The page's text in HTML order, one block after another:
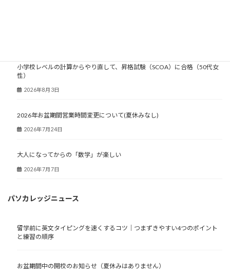
小学校レベルの計算からやり直して、昇格試験（SCOA）に合格（50代女
性）
2026年8月3日
2026年お盆期間営業時間変更について(夏休みなし)
2026年7月24日
大人になってからの「数学」が楽しい
2026年7月7日
パソカレッジニュース
留学前に英文タイピングを速くするコツ｜つまずきやすい4つのポイント
と練習の順序
お盆期間中の開校のお知らせ（夏休みはありません）